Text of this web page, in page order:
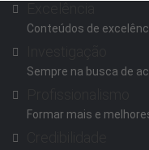
Conteúdos de
Sempre na busca de
Formar mais e